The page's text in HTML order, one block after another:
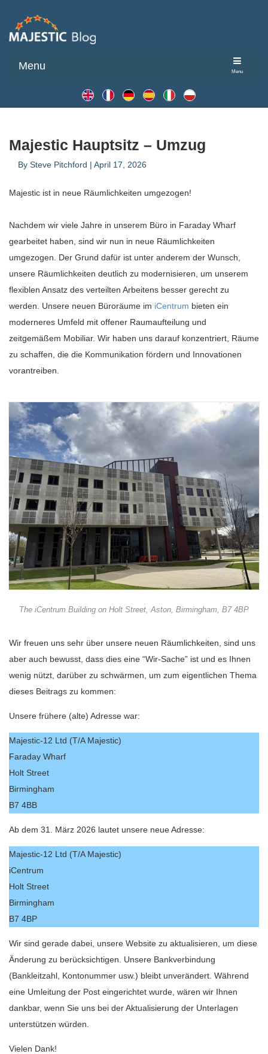
Menu
Menu
Majestic Hauptsitz – Umzug
By Steve Pitchford | April 17, 2026
Majestic ist in neue Räumlichkeiten umgezogen!
Nachdem wir viele Jahre in unserem Büro in Faraday Wharf
gearbeitet haben, sind wir nun in neue Räumlichkeiten
umgezogen. Der Grund dafür ist unter anderem der Wunsch,
unsere Räumlichkeiten deutlich zu modernisieren, um unserem
flexiblen Ansatz des verteilten Arbeitens besser gerecht zu
werden. Unsere neuen Büroräume im iCentrum bieten ein
moderneres Umfeld mit offener Raumaufteilung und
zeitgemäßem Mobiliar. Wir haben uns darauf konzentriert, Räume
zu schaffen, die die Kommunikation fördern und Innovationen
vorantreiben.
The iCentrum Building on Holt Street, Aston, Birmingham, B7 4BP
Wir freuen uns sehr über unsere neuen Räumlichkeiten, sind uns
aber auch bewusst, dass dies eine “Wir-Sache” ist und es Ihnen
wenig nützt, darüber zu schwärmen, um zum eigentlichen Thema
dieses Beitrags zu kommen:
Unsere frühere (alte) Adresse war:
Majestic-12 Ltd (T/A Majestic)
Faraday Wharf
Holt Street
Birmingham
B7 4BB
Ab dem 31. März 2026 lautet unsere neue Adresse:
Majestic-12 Ltd (T/A Majestic)
iCentrum
Holt Street
Birmingham
B7 4BP
Wir sind gerade dabei, unsere Website zu aktualisieren, um diese
Änderung zu berücksichtigen. Unsere Bankverbindung
(Bankleitzahl, Kontonummer usw.) bleibt unverändert. Während
eine Umleitung der Post eingerichtet wurde, wären wir Ihnen
dankbar, wenn Sie uns bei der Aktualisierung der Unterlagen
unterstützen würden.
Vielen Dank!